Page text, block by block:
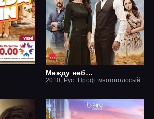
Между небом и землей / Небесная любовь
2010, Рус. Проф. многоголосый